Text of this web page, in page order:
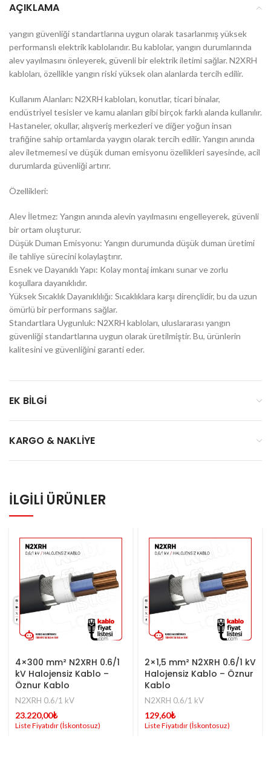
AÇIKLAMA
yangın güvenliği standartlarına uygun olarak tasarlanmış yüksek
performanslı elektrik kablolarıdır. Bu kablolar, yangın durumlarında
alev yayılmasını önleyerek, güvenli bir elektrik iletimi sağlar. N2XRH
kabloları, özellikle yangın riski yüksek olan alanlarda tercih edilir.
Kullanım Alanları: N2XRH kabloları, konutlar, ticari binalar,
endüstriyel tesisler ve kamu alanları gibi birçok farklı alanda kullanılır.
Hastaneler, okullar, alışveriş merkezleri ve diğer yoğun insan
trafiğine sahip ortamlarda yaygın olarak tercih edilir. Yangın anında
alev iletmemesi ve düşük duman emisyonu özellikleri sayesinde, acil
durumlarda güvenliği artırır.
Özellikleri:
Alev İletmez: Yangın anında alevin yayılmasını engelleyerek, güvenli
bir ortam oluşturur.
Düşük Duman Emisyonu: Yangın durumunda düşük duman üretimi
ile tahliye sürecini kolaylaştırır.
Esnek ve Dayanıklı Yapı: Kolay montaj imkanı sunar ve zorlu
koşullara dayanıklıdır.
Yüksek Sıcaklık Dayanıklılığı: Sıcaklıklara karşı dirençlidir, bu da uzun
ömürlü bir performans sağlar.
Standartlara Uygunluk: N2XRH kabloları, uluslararası yangın
güvenliği standartlarına uygun olarak üretilmiştir. Bu, ürünlerin
kalitesini ve güvenliğini garanti eder.
EK BILGI
KARGO & NAKLIYE
İLGILI ÜRÜNLER
4×300 mm² N2XRH 0.6/1
kV Halojensiz Kablo –
Öznur Kablo
N2XRH 0.6/1 kV
23.220,00₺
2×1,5 mm² N2XRH 0.6/1 kV
Halojensiz Kablo – Öznur
Kablo
N2XRH 0.6/1 kV
129,60₺